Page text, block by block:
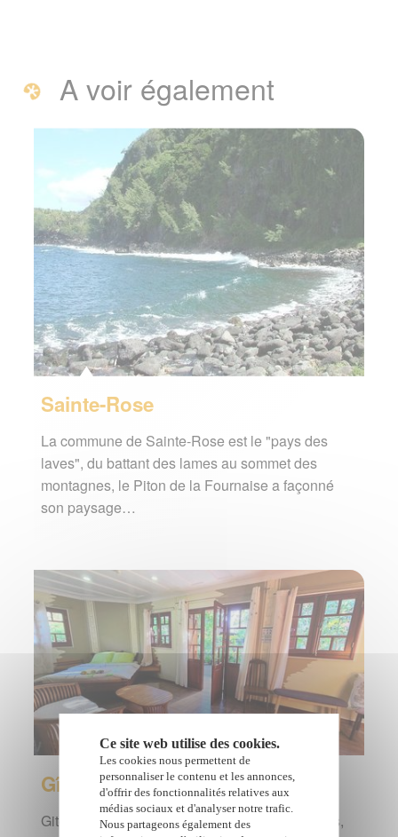
A voir également
Sainte-Rose
La commune de Sainte-Rose est le "pays des
laves", du battant des lames au sommet des
montagnes, le Piton de la Fournaise a façonné
son paysage…
Gîtes, chambres d'hôtes
Gites, chambres d'hôtes, locations saisonnières,
Ce site web utilise des cookies.
Les cookies nous permettent de
personnaliser le contenu et les annonces,
d'offrir des fonctionnalités relatives aux
médias sociaux et d'analyser notre trafic.
Nous partageons également des